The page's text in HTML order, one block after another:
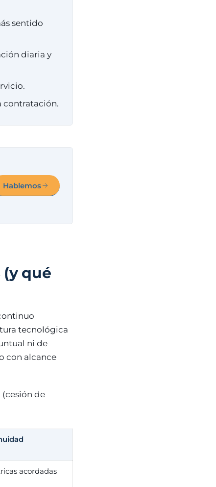
sentido
diaria y
contratación.
Hablemos
(y qué
tecnológica
ni de
con alcance
de
acordadas